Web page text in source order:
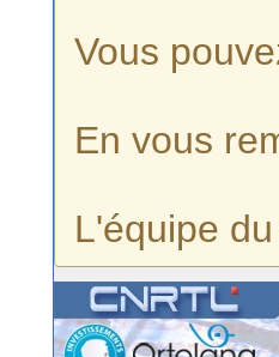
Vous
En vous
L'équipe